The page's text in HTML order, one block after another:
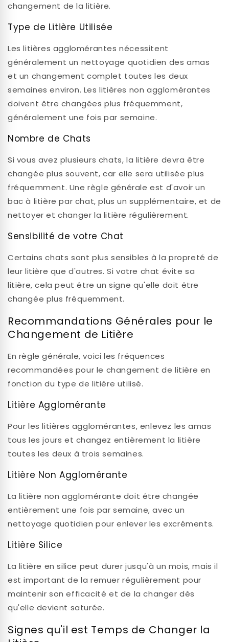
changement de la litière.
Type de Litière Utilisée
Les litières agglomérantes nécessitent
généralement un nettoyage quotidien des amas
et un changement complet toutes les deux
semaines environ. Les litières non agglomérantes
doivent être changées plus fréquemment,
généralement une fois par semaine.
Nombre de Chats
Si vous avez plusieurs chats, la litière devra être
changée plus souvent, car elle sera utilisée plus
fréquemment. Une règle générale est d'avoir un
bac à litière par chat, plus un supplémentaire, et de
nettoyer et changer la litière régulièrement.
Sensibilité de votre Chat
Certains chats sont plus sensibles à la propreté de
leur litière que d'autres. Si votre chat évite sa
litière, cela peut être un signe qu'elle doit être
changée plus fréquemment.
Recommandations Générales pour le
Changement de Litière
En règle générale, voici les fréquences
recommandées pour le changement de litière en
fonction du type de litière utilisé.
Litière Agglomérante
Pour les litières agglomérantes, enlevez les amas
tous les jours et changez entièrement la litière
toutes les deux à trois semaines.
Litière Non Agglomérante
La litière non agglomérante doit être changée
entièrement une fois par semaine, avec un
nettoyage quotidien pour enlever les excréments.
Litière Silice
La litière en silice peut durer jusqu'à un mois, mais il
est important de la remuer régulièrement pour
maintenir son efficacité et de la changer dès
qu'elle devient saturée.
Signes qu'il est Temps de Changer la